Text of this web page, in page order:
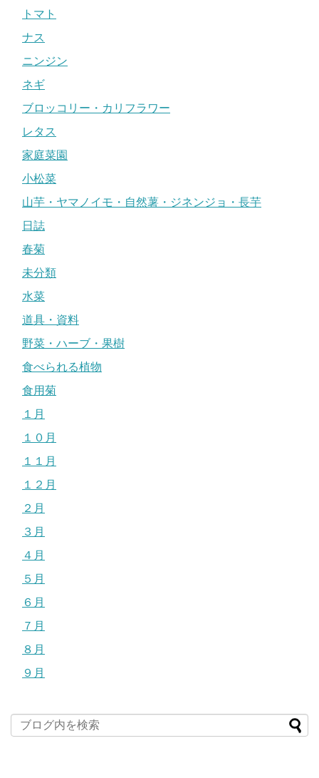
トマト
ナス
ニンジン
ネギ
ブロッコリー・カリフラワー
レタス
家庭菜園
小松菜
山芋・ヤマノイモ・自然薯・ジネンジョ・長芋
日誌
春菊
未分類
水菜
道具・資料
野菜・ハーブ・果樹
食べられる植物
食用菊
１月
１０月
１１月
１２月
２月
３月
４月
５月
６月
７月
８月
９月